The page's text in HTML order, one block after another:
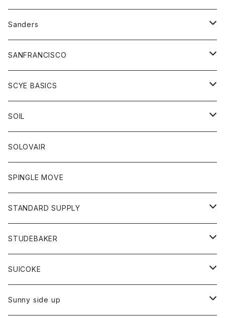
ニット
ベスト
ボトム
ワンピース
ペインターパンツ
帽子
アウター
コート
パーカー
スカート
Tシャツ
トップス
Tシャツ
トレーナー
ボトム
ショートパンツ
スカート
レディース
スカート
Tシャツ
アクセサリー
バック
Sanders
グッズ
靴
SANFRANCISCO
アウター
カーディガン
コート
グッズ
ネクタイ
グローブ
アクセサリー
トップス
カットソー
カーディガン
ボトム
ショートパンツ
パンツ
レディース
カットソー
カーディガン
SCYE BASICS
ボトム
ジーンズ
チノパン
トップス
ポロシャツ
ベスト
靴
SOIL
靴
ワンピース
トップス
カットソー
ボトム
パンツ
オーバーオール
SOLOVAIR
SPINGLE MOVE
STANDARD SUPPLY
財布
バッグ
STUDEBAKER
アクセサリー
ブレスレット
SUICOKE
ブーツ
Sunny side up